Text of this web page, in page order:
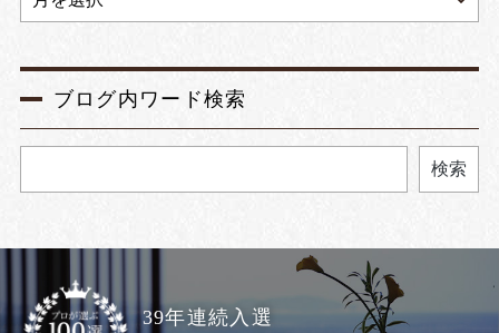
ブログ内ワード検索
検索
39年連続入選